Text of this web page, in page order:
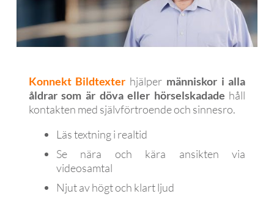
Konnekt Bildtexter hjälper människor i alla
åldrar som är döva eller hörselskadade håll
kontakten med självförtroende och sinnesro.
Läs textning i realtid
Se nära och kära ansikten via
videosamtal
Njut av högt och klart ljud